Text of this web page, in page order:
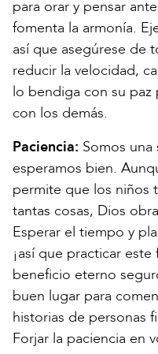
para orar y pensar
fomenta la armonía.
así que asegúrese de
reducir la velocidad,
lo bendiga con su
con los demás.
Paciencia: Somos una
esperamos bien.
permite que los niños
tantas cosas, Dios
Esperar el tiempo y
¡así que practicar
beneficio eterno
buen lugar para
historias de personas
Forjar la paciencia en